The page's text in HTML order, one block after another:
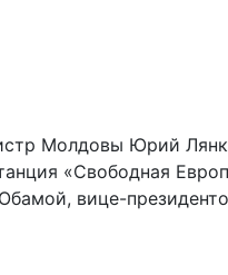
Молдовы Юрий
«Свободная
вице-